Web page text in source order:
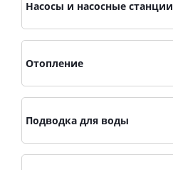
Насосы и насосные станции
Отопление
Подводка для воды